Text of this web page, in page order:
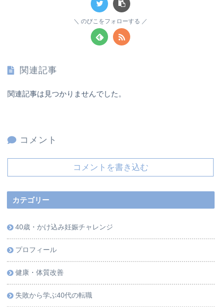
のびこをフォローする
関連記事
関連記事は見つかりませんでした。
コメント
コメントを書き込む
カテゴリー
40歳・かけ込み妊娠チャレンジ
プロフィール
健康・体質改善
失敗から学ぶ40代の転職